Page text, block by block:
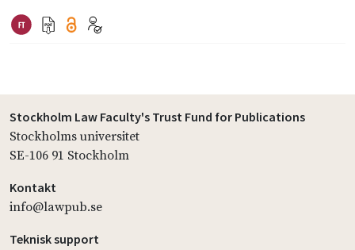
Stockholm Law Faculty's Trust Fund for Publications
Stockholms universitet
SE-106 91 Stockholm
Kontakt
info@lawpub.se
Teknisk support